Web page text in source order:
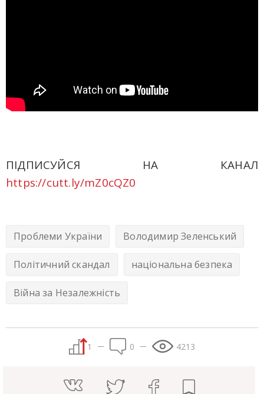
ПІДПИСУЙСЯ НА КАНАЛ
https://cutt.ly/mZ0cQZ0
Проблеми України Володимир Зеленський
Політичний скандал національна безпека
Війна за Незалежність
1 0 4213